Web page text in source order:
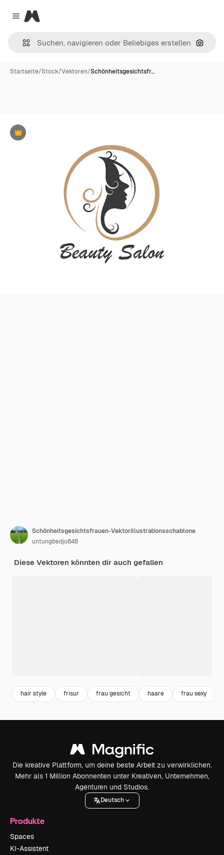
Close menu
Magnific
Nach
Startseite/Stock/Vektoren/Schönheitsgesichtsfr…
Premium
Schönheitsgesichtsfrauen-Vektorillustrationsschablone
untungbedjo848
Diese Vektoren könnten dir auch gefallen
hair style frisur frau gesicht haare frau sexy
Die kreative Plattform, um deine beste Arbeit zu verwirklichen.
Mehr als 1 Million Abonnenten unter Kreativen, Unternehmen,
Agenturen und Studios.
Deutsch
Produkte
Spaces
KI-Assistent